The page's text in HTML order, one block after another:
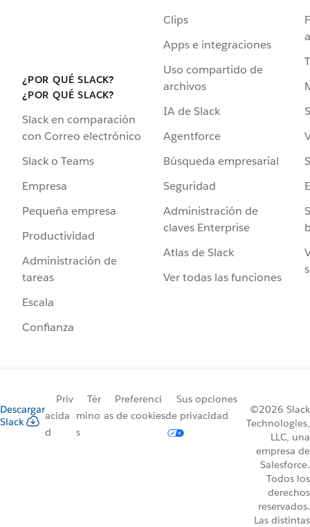
¿POR QUÉ SLACK?
¿POR QUÉ SLACK?
Slack en comparación
con Correo electrónico
Slack o Teams
Empresa
Pequeña empresa
Productividad
Administración de
tareas
Escala
Confianza
Clips
Apps e integraciones
Uso compartido de
archivos
IA de Slack
Agentforce
Búsqueda empresarial
Seguridad
Administración de
claves Enterprise
Atlas de Slack
Ver todas las funciones
Descargar
Slack
Priv
acida
d
Tér
mino
s
Preferenci
as de cookies
Sus opciones
de privacidad
©2026 Slack
Technologies,
LLC, una
empresa de
Salesforce.
Todos los
derechos
reservados.
Las distintas